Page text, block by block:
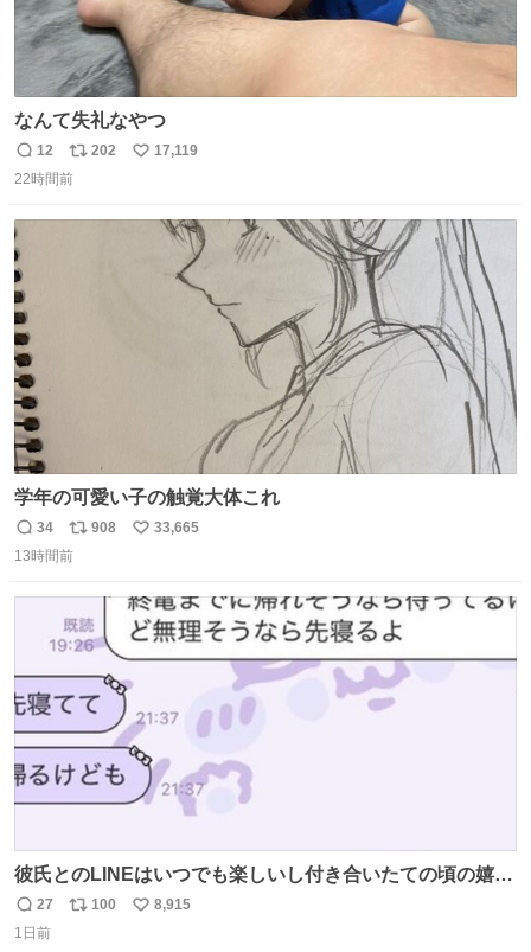
なんて失礼なやつ
返
信
12
リ
ポ
202
い
17,119
22時間前
学年の可愛い子の触覚大体これ
返
信
34
リ
ポ
ト
数
908
い
数
33,665
13時間前
彼氏とのLINEはいつでも楽しいし付き合いたての頃の嬉し
かったLINEは無限にあるけど(同棲前は1日で各50通くらい
送りあってたし)最近嬉しかったのはこれ
返
信
27
リ
100
い
8,915
1日前